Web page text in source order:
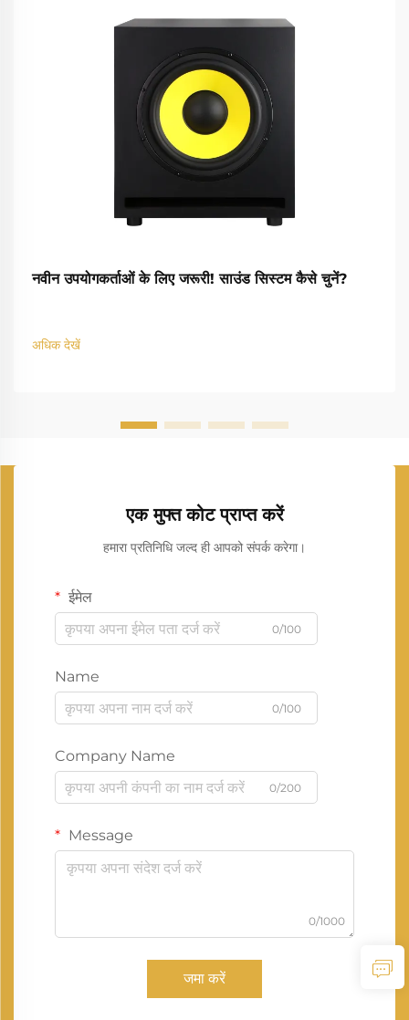
नवीन उपयोगकर्ताओं के लिए जरूरी! साउंड सिस्टम कैसे चुनें?
अधिक देखें
एक मुफ्त कोट प्राप्त करें
हमारा प्रतिनिधि जल्द ही आपको संपर्क करेगा।
ईमेल
0/100
Name
0/100
Company Name
0/200
Message
0/1000
जमा करें